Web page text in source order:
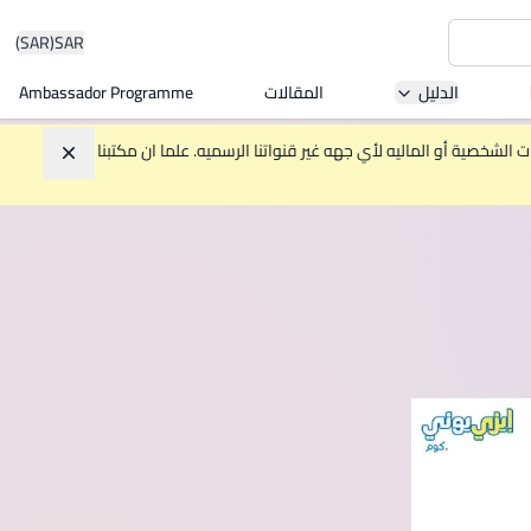
SAR
(SAR)
Asia
MBA
الدليل المقالات
Ambassador Programme
أو الماليه لأي جهه غير قنواتنا الرسميه. علما ان مكتبنا
تجاهل